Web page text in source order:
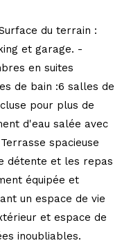
du terrain :
et garage. -
en suites
de bain :6 salles de
pour plus de
d'eau salée avec
spacieuse
détente et les repas
équipée et
un espace de vie
et espace de
inoubliables.